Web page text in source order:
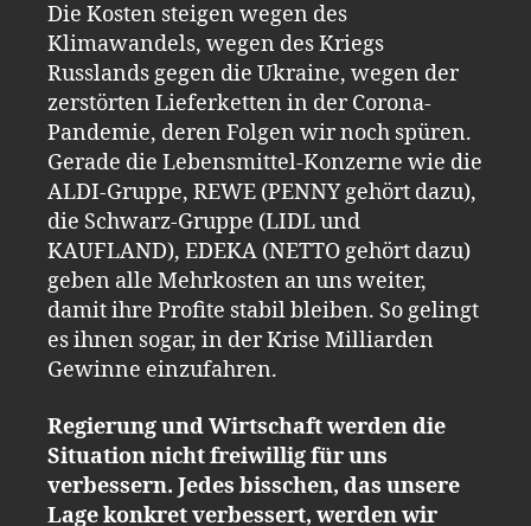
Die Kosten steigen wegen des
Klimawandels, wegen des Kriegs
Russlands gegen die Ukraine, wegen der
zerstörten Lieferketten in der Corona-
Pandemie, deren Folgen wir noch spüren.
Gerade die Lebensmittel-Konzerne wie die
ALDI-Gruppe, REWE (PENNY gehört dazu),
die Schwarz-Gruppe (LIDL und
KAUFLAND), EDEKA (NETTO gehört dazu)
geben alle Mehrkosten an uns weiter,
damit ihre Profite stabil bleiben. So gelingt
es ihnen sogar, in der Krise Milliarden
Gewinne einzufahren.
Regierung und Wirtschaft werden die
Situation nicht freiwillig für uns
verbessern. Jedes bisschen, das unsere
Lage konkret verbessert, werden wir